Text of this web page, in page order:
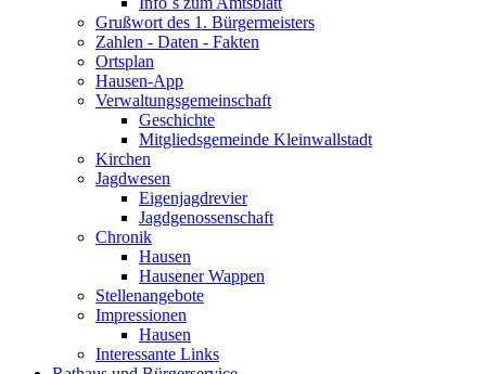
Grußwort des 1. Bürgermeisters
Zahlen - Daten - Fakten
Ortsplan
Hausen-App
Verwaltungsgemeinschaft
Geschichte
Mitgliedsgemeinde Kleinwallstadt
Kirchen
Jagdwesen
Eigenjagdrevier
Jagdgenossenschaft
Chronik
Hausen
Hausener Wappen
Stellenangebote
Impressionen
Hausen
Interessante Links